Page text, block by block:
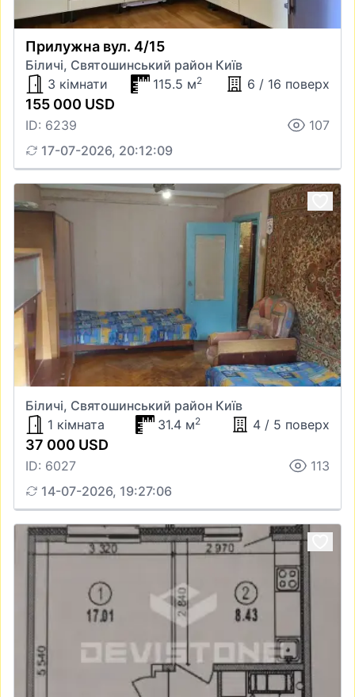
Прилужна вул. 4/15
Біличі, Святошинський район Київ
3 кімнати
115.5 м2 6 / 16 поверх
155 000 USD
ID: 6239
107
17-07-2026, 20:12:09
Біличі, Святошинський район Київ
1 кімната
31.4 м2 4 / 5 поверх
37 000 USD
ID: 6027
113
14-07-2026, 19:27:06